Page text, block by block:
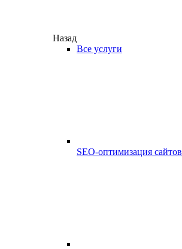
Назад
Все услуги
SEO-оптимизация сайтов